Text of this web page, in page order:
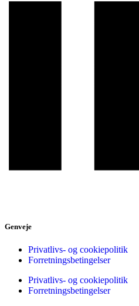
Genveje
Privatlivs- og cookiepolitik
Forretningsbetingelser
Privatlivs- og cookiepolitik
Forretningsbetingelser